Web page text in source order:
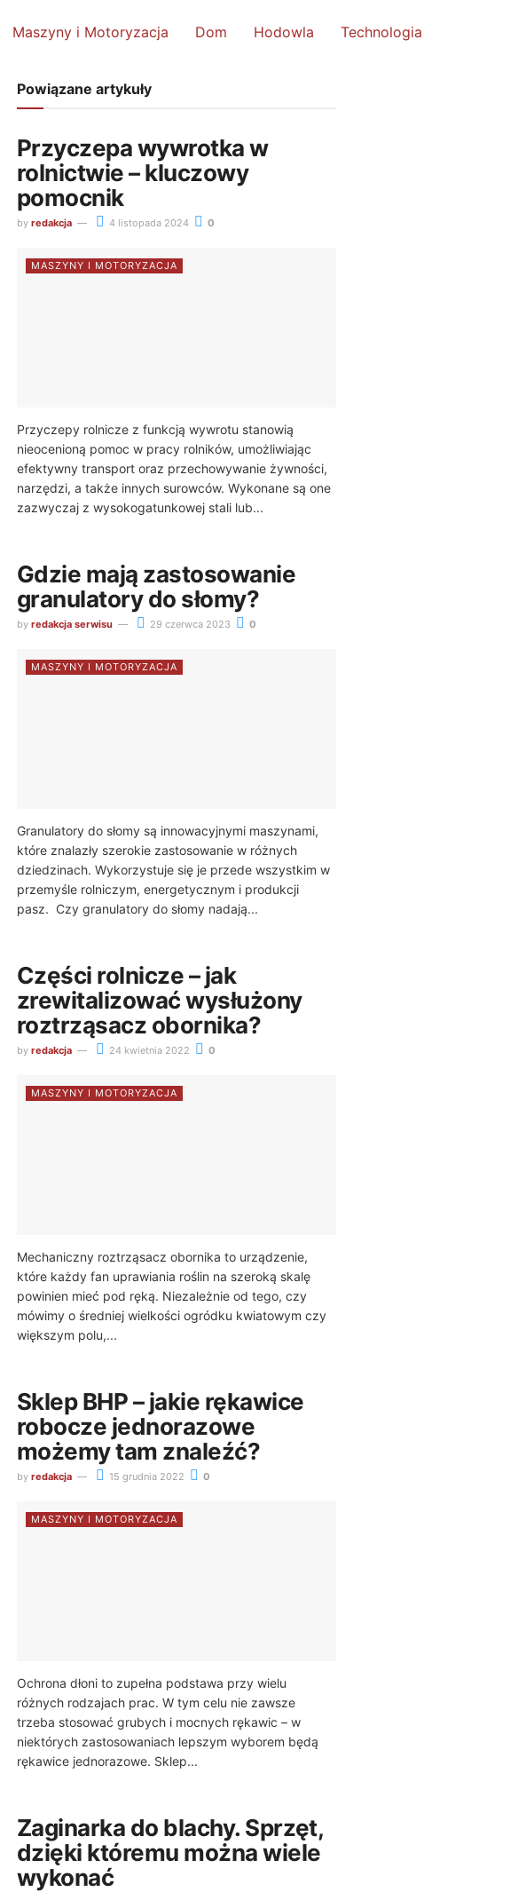
Maszyny i Motoryzacja Dom Hodowla Technologia
Powiązane artykuły
Przyczepa wywrotka w
rolnictwie – kluczowy
pomocnik
by redakcja 4 listopada 2024 0
MASZYNY I MOTORYZACJA
Przyczepy rolnicze z funkcją wywrotu stanowią
nieocenioną pomoc w pracy rolników, umożliwiając
efektywny transport oraz przechowywanie żywności,
narzędzi, a także innych surowców. Wykonane są one
zazwyczaj z wysokogatunkowej stali lub...
Gdzie mają zastosowanie
granulatory do słomy?
by redakcja serwisu 29 czerwca 2023 0
MASZYNY I MOTORYZACJA
Granulatory do słomy są innowacyjnymi maszynami,
które znalazły szerokie zastosowanie w różnych
dziedzinach. Wykorzystuje się je przede wszystkim w
przemyśle rolniczym, energetycznym i produkcji
pasz. Czy granulatory do słomy nadają...
Części rolnicze – jak
zrewitalizować wysłużony
roztrząsacz obornika?
by redakcja 24 kwietnia 2022 0
MASZYNY I MOTORYZACJA
Mechaniczny roztrząsacz obornika to urządzenie,
które każdy fan uprawiania roślin na szeroką skalę
powinien mieć pod ręką. Niezależnie od tego, czy
mówimy o średniej wielkości ogródku kwiatowym czy
większym polu,...
Sklep BHP – jakie rękawice
robocze jednorazowe
możemy tam znaleźć?
by redakcja 15 grudnia 2022 0
MASZYNY I MOTORYZACJA
Ochrona dłoni to zupełna podstawa przy wielu
różnych rodzajach prac. W tym celu nie zawsze
trzeba stosować grubych i mocnych rękawic – w
niektórych zastosowaniach lepszym wyborem będą
rękawice jednorazowe. Sklep...
Zaginarka do blachy. Sprzęt,
dzięki któremu można wiele
wykonać